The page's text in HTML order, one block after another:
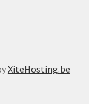
XiteHosting.be